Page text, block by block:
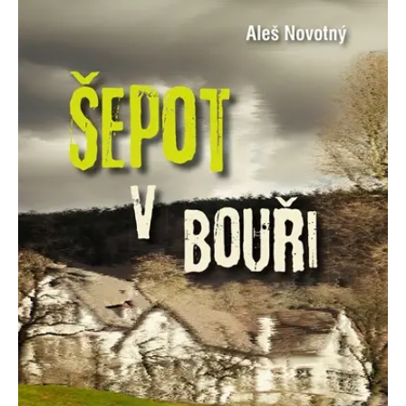
koncový uživatel používá
jakoukoli reklamu,
kterou koncový uživatel
návštěvou uvedeného
webu.
Microsoft
Corporation
.c.bing.com
7 dní
Toto je soubor cookie
první strany společnosti
Microsoft MSN, který
používáme k měření
používání webu pro
interní analýzu.
Microsoft
Corporation
.grada.cz
1 rok
Toto je soubor cookie
využívaný společností
Microsoft Bing Ads a je
sledovacím souborem
cookie. Umožňuje nám
komunikovat s
uživatelem, který již dříve
navštívil náš web.
test_cookie
Google LLC
.doubleclick.net
15 minut
Tento soubor cookie
nastavuje společnost
DoubleClick (kterou
vlastní společnost
Google), aby zjistila, zda
prohlížeč návštěvníka
webu podporuje